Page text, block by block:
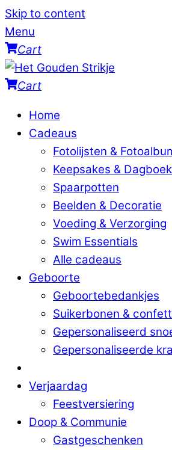
Skip to content
Menu
Cart
Cart
Home
Cadeaus
Fotolijsten &
Keepsakes &
Spaarpotten
Beelden & Decoratie
Voeding & Verzorging
Swim Essentials
Alle cadeaus
Geboorte
Geboortebedankjes
Suikerbonen &
Gepersonaliseerd
Gepersonaliseerde
Verjaardag
Feestversiering
Doop & Communie
Gastgeschenken